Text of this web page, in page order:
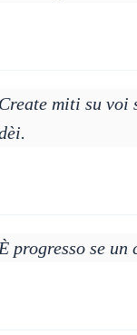
miti su voi
progresso se